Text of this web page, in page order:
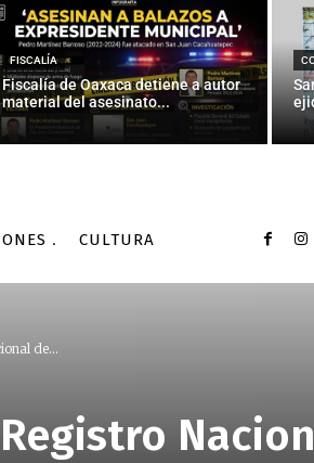
FISCALÍA
Fiscalía de Oaxaca detiene a autor
material del asesinato...
CULTURA
de...